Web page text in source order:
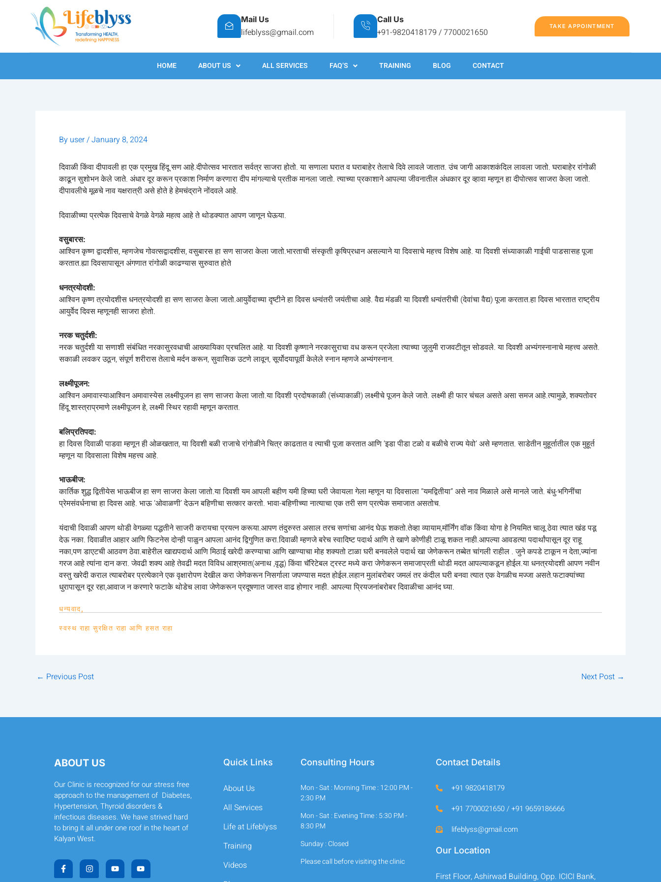
Mail Us
lifeblyss@gmail.com
Call Us
+91-9820418179 / 7700021650
TAKE APPOINTMENT
HOME ABOUT US ALL SERVICES FAQ’S TRAINING BLOG CONTACT
By user/January 8, 2024
दिवाळी किंवा दीपावली हा एक प्रमुख हिंदू सण आहे.दीपोत्सव भारतात सर्वत्र साजरा होतो. या सणाला घरात व घराबाहेर तेलाचे दिवे लावले जातात. उंच जागी आकाशकंदिल लावला जातो. घराबाहेर रांगोळी
काढून सुशोभन केले जाते. अंधार दूर करून प्रकाश निर्माण करणारा दीप मांगल्याचे प्रतीक मानला जातो. त्याच्या प्रकाशाने आपल्या जीवनातील अंधकार दूर व्हावा म्हणून हा दीपोत्सव साजरा केला जातो.
दीपावलीचे मूळचे नाव यक्षरात्री असे होते हे हेमचंद्राने नोंदवले आहे.
दिवाळीच्या प्रत्येक दिवसाचे वेगळे वेगळे महत्व आहे ते थोडक्यात आपण जाणून घेऊया.
वसुबारस:
आश्विन कृष्ण द्वादशीस, म्हणजेच गोवत्सद्वादशीस, वसुबारस हा सण साजरा केला जातो.भारताची संस्कृती कृषिप्रधान असल्याने या दिवसाचे महत्त्व विशेष आहे. या दिवशी संध्याकाळी गाईची पाडसासह पूजा
करतात.ह्या दिवसापासून अंगणात रांगोळी काढण्यास सुरुवात होते
धनत्रयोदशी:
आश्विन कृष्ण त्रयोदशीस धनत्रयोदशी हा सण साजरा केला जातो.आयुर्वेदाच्या दृष्टीने हा दिवस धन्वंतरी जयंतीचा आहे. वैद्य मंडळी या दिवशी धन्वंतरीची (देवांचा वैद्य) पूजा करतात.हा दिवस भारतात राष्ट्रीय
आयुर्वेद दिवस म्हणूनही साजरा होतो.
नरक चतुर्दशी:
नरक चतुर्दशी या सणाशी संबंधित नरकासुरवधाची आख्यायिका प्रचलित आहे. या दिवशी कृष्णाने नरकासुराचा वध करून प्रजेला त्याच्या जुलुमी राजवटीतून सोडवले. या दिवशी अभ्यंगस्नानाचे महत्त्व असते.
सकाळी लवकर उठून, संपूर्ण शरीरास तेलाचे मर्दन करून, सुवासिक उटणे लावून, सूर्योदयापूर्वी केलेले स्नान म्हणजे अभ्यंगस्नान.
लक्ष्मीपूजन:
आश्विन अमावास्याआश्विन अमावास्येस लक्ष्मीपूजन हा सण साजरा केला जातो.या दिवशी प्रदोषकाळी (संध्याकाळी) लक्ष्मीचे पूजन केले जाते. लक्ष्मी ही फार चंचल असते असा समज आहे.त्यामुळे, शक्यतोवर
हिंदू शास्त्राप्रमाणे लक्ष्मीपूजन हे, लक्ष्मी स्थिर रहावी म्हणून करतात.
बलिप्रतिपदा:
हा दिवस दिवाळी पाडवा म्हणून ही ओळखतात, या दिवशी बळी राजाचे रांगोळीने चित्र काढतात व त्याची पूजा करतात आणि ‘इडा पीडा टळो व बळीचे राज्य येवो’ असे म्हणतात. साडेतीन मुहूर्तातील एक मुहूर्त
म्हणून या दिवसाला विशेष महत्त्व आहे.
भाऊबीज:
कार्तिक शुद्ध द्वितीयेस भाऊबीज हा सण साजरा केला जातो.या दिवशी यम आपली बहीण यमी हिच्या घरी जेवायला गेला म्हणून या दिवसाला “यमद्वितीया” असे नाव मिळाले असे मानले जाते. बंधु-भगिनींचा
प्रेमसंवर्धनाचा हा दिवस आहे. भाऊ ‘ओवाळणी’ देऊन बहिणीचा सत्कार करतो. भावा-बहिणीच्या नात्याचा एक तरी सण प्रत्येक समाजात असतोच.
यंदाची दिवाळी आपण थोडी वेगळ्या पद्धतीने साजरी करायचा प्रयत्न करूया.आपण तंदुरुस्त असाल तरच सणांचा आनंद घेऊ शकतो.तेव्हा व्यायाम,मॉर्निंग वॉक किंवा योगा हे नियमित चालू ठेवा त्यात खंड पडू
देऊ नका. दिवाळीत आहार आणि फिटनेस दोन्ही पाळुन आपला आनंद द्विगुणित करा.दिवाळी म्हणजे बरेच स्वादिष्ट पदार्थ आणि ते खाणे कोणीही टाळू शकत नाही.आपल्या आवडत्या पदार्थांपासून दूर राहू
नका,पण डाएटची आठवण ठेवा.बाहेरील खाद्यपदार्थ आणि मिठाई खरेदी करण्याचा आणि खाण्याचा मोह शक्यतो टाळा घरी बनवलेले पदार्थ खा जेणेकरून तब्बेत चांगली राहील . जुने कपडे टाकून न देता,ज्यांना
गरज आहे त्यांना दान करा. जेवढी शक्य आहे तेवढी मदत विविध आश्रमात(अनाथ ,वृद्ध) किंवा चॅरिटेबल ट्रस्ट मध्ये करा जेणेकरून समाजाप्रती थोडी मदत आपल्याकडून होईल.या धनत्रयोदशी आपण नवीन
वस्तु खरेदी कराल त्याबरोबर प्रत्येकाने एक वृक्षारोपण देखील करा जेणेकरून निसर्गाला जपण्यास मदत होईल.लहान मुलांबरोबर जमलं तर कंदील घरी बनवा त्यात एक वेगळीच मज्जा असते.फटाक्यांच्या
धुरापासून दूर रहा,आवाज न करणारे फटाके थोडेच लावा जेणेकरून प्रदूषणात जास्त वाढ होणार नाही. आपल्या प्रियजनांबरोबर दिवाळीचा आनंद घ्या.
धन्यवाद,
स्वस्थ राहा सुरक्षित राहा आणि हसत राहा
← Previous Post Next Post →
ABOUT US
Our Clinic is recognized for our stress free
approach to the management of Diabetes,
Hypertension, Thyroid disorders &
infectious diseases. We have strived hard
to bring it all under one roof in the heart of
Kalyan West.
F
a
c
I
n
s
Y
o
u
Y
o
u
Quick Links
About Us
All Services
Life at Lifeblyss
Training
Videos
Consulting Hours
Mon - Sat : Morning Time : 12:00 P.M -
2:30 P.M
Mon - Sat : Evening Time : 5:30 P.M -
8:30 P.M
Sunday : Closed
Please call before visiting the clinic
Contact Details
+91 9820418179
+91 7700021650 / +91 9659186666
lifeblyss@gmail.com
Our Location
First Floor, Ashirwad Building, Opp. ICICI Bank,